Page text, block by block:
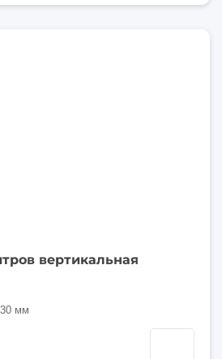
вертикальная
мм